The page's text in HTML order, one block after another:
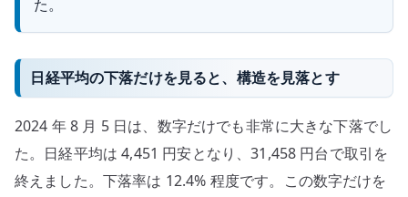
た。
日経平均の下落だけを見ると、構造を見落とす
2024 年 8 月 5 日は、数字だけでも非常に大きな下落でし
た。日経平均は 4,451 円安となり、31,458 円台で取引を
終えました。下落率は 12.4% 程度です。この数字だけを